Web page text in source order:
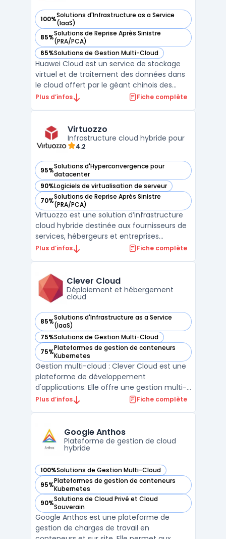
100%Solutions d'Infrastructure as a Service
(IaaS)
— voir Huawei Cloud dans cette catégorie
85%Solutions de Reprise Après Sinistre
(PRA/PCA)
— voir Huawei Cloud dans cette catégorie
65%Solutions de Gestion Multi-Cloud
— voir Huawei Cloud dans cette catégorie
Huawei Cloud est un service de stockage
virtuel et de traitement des données dans
le cloud offert par le géant chinois des
télécommunications, Huawei Technologies.
analyser leurs données à distance, en toute
sécurité et de ...
Plus d’infos Fiche complète
Virtuozzo
Infrastructure cloud hybride pour
4.2
95%Solutions d'Hyperconvergence pour
datacenter
— voir Virtuozzo dans cette catégorie
90%Logiciels de virtualisation de serveur
— voir Virtuozzo dans cette catégorie
70%Solutions de Reprise Après Sinistre
(PRA/PCA)
— voir Virtuozzo dans cette catégorie
Virtuozzo est une solution d’infrastructure
cloud hybride destinée aux fournisseurs de
services, hébergeurs et entreprises
recherchant une plateforme flexible pour
combinaison de technologies de
virtualisation, de containers et ...
Plus d’infos Fiche complète
Clever Cloud
Déploiement et hébergement
cloud
85%Solutions d'Infrastructure as a Service
(IaaS)
— voir Clever Cloud dans cette catégorie
75%Solutions de Gestion Multi-Cloud
— voir Clever Cloud dans cette catégorie
75%Plateformes de gestion de conteneurs
Kubernetes
— voir Clever Cloud dans cette catégorie
Gestion multi-cloud : Clever Cloud est une
plateforme de développement
d'applications. Elle offre une gestion multi-
cloud automatique pour les infrastructures
Clever Cloud, les développeurs peuvent
facilement déployer leurs ap ...
Plus d’infos Fiche complète
Google Anthos
Plateforme de gestion de cloud
hybride
100%Solutions de Gestion Multi-Cloud
— voir Google Anthos dans cette catégorie
95%Plateformes de gestion de conteneurs
Kubernetes
— voir Google Anthos dans cette catégorie
90%Solutions de Cloud Privé et Cloud
Souverain
— voir Google Anthos dans cette catégorie
Google Anthos est une plateforme de
gestion de charges de travail en